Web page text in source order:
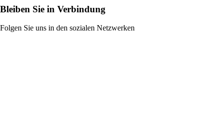
Bleiben Sie in Verbindung
Folgen Sie uns in den sozialen Netzwerken